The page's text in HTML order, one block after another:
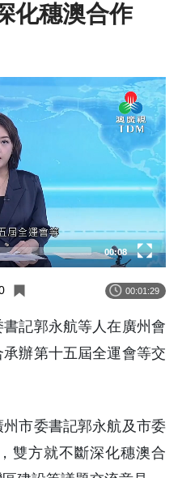
化穗澳合作
00:08
00:01:29
記郭永航等人在廣州會
辦第十五屆全運會等交
市委書記郭永航及市委
雙方就不斷深化穗澳合